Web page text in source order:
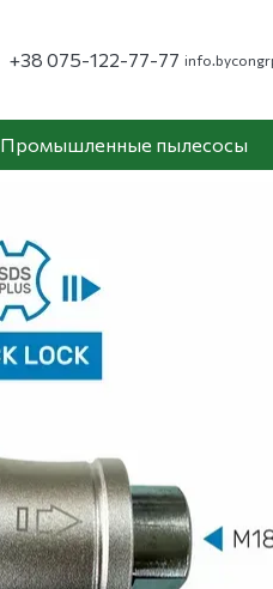
+38 075-122-77-77
Промышленные пылесосы